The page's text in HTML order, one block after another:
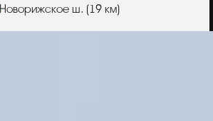
Новорижское ш. (19 км)